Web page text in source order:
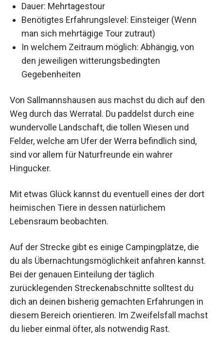
Dauer: Mehrtagestour
Benötigtes Erfahrungslevel: Einsteiger (Wenn
man sich mehrtägige Tour zutraut)
In welchem Zeitraum möglich: Abhängig, von
den jeweiligen witterungsbedingten
Gegebenheiten
Von Sallmannshausen aus machst du dich auf den
Weg durch das Werratal. Du paddelst durch eine
wundervolle Landschaft, die tollen Wiesen und
Felder, welche am Ufer der Werra befindlich sind,
sind vor allem für Naturfreunde ein wahrer
Hingucker.
Mit etwas Glück kannst du eventuell eines der dort
heimischen Tiere in dessen natürlichem
Lebensraum beobachten.
Auf der Strecke gibt es einige Campingplätze, die
du als Übernachtungsmöglichkeit anfahren kannst.
Bei der genauen Einteilung der täglich
zurücklegenden Streckenabschnitte solltest du
dich an deinen bisherig gemachten Erfahrungen in
diesem Bereich orientieren. Im Zweifelsfall machst
du lieber einmal öfter, als notwendig Rast.